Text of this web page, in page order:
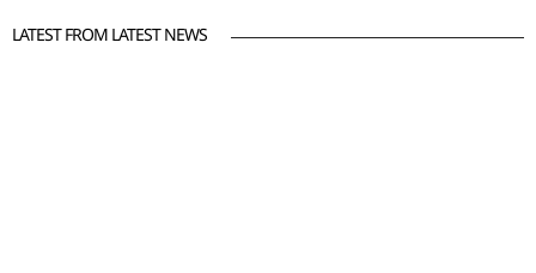
LATEST FROM LATEST NEWS